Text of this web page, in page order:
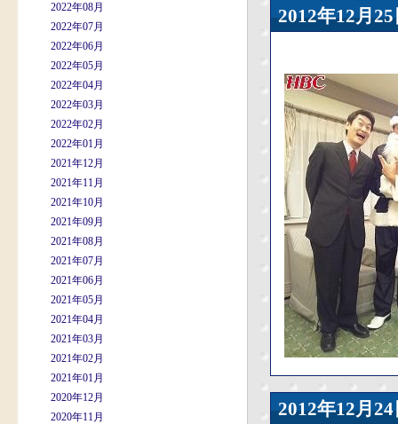
2022年08月
2022年07月
2022年06月
2022年05月
2022年04月
2022年03月
2022年02月
2022年01月
2021年12月
2021年11月
2021年10月
2021年09月
2021年08月
2021年07月
2021年06月
2021年05月
2021年04月
2021年03月
2021年02月
2021年01月
2020年12月
2020年11月
2012年12
2012年12